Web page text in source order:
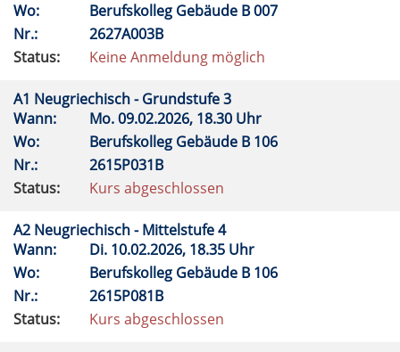
Wo:
Berufskolleg Gebäude B 007
Nr.:
2627A003B
Status:
Keine Anmeldung möglich
A1 Neugriechisch - Grundstufe 3
Wann:
Mo.09.02.2026, 18.30 Uhr
Wo:
Berufskolleg Gebäude B 106
Nr.:
2615P031B
Status:
Kurs abgeschlossen
A2 Neugriechisch - Mittelstufe 4
Wann:
Di. 10.02.2026, 18.35 Uhr
Wo:
Berufskolleg Gebäude B 106
Nr.:
2615P081B
Status:
Kurs abgeschlossen